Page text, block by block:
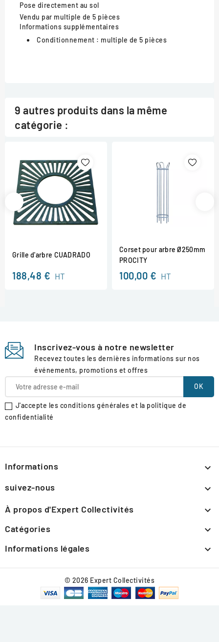
Pose directement au sol
Vendu par multiple de 5 pièces
Informations supplémentaires
Conditionnement : multiple de 5 pièces
9 autres produits dans la même
catégorie :
Grille d'arbre CUADRADO
188,48 € HT
Corset pour arbre Ø250mm
PROCITY
100,00 € HT
Inscrivez-vous à notre newsletter
Recevez toutes les dernières informations sur nos
événements, promotions et offres
J'accepte les conditions générales et la politique de
confidentialité
Informations 
suivez-nous 
À propos d'Expert Collectivités 
Catégories 
Informations légales 
© 2026 Expert Collectivités